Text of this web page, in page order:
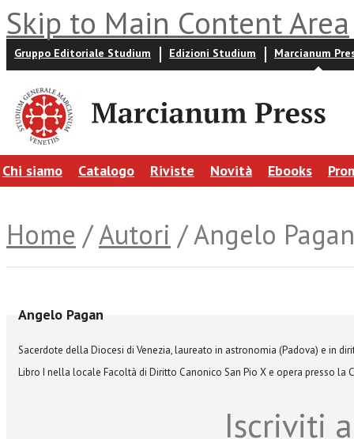
Skip to Main Content Area
Gruppo Editoriale Studium Edizioni Studium Marcianum
Chi siamo Catalogo Riviste Novità Ebooks
Home /Autori / Angelo Pagan
Angelo Pagan
Sacerdote della Diocesi di Venezia,laureato in astronomia (Padova) e in
Libro I nella locale Facoltà di Diritto Canonico San Pio X e opera presso la
Iscriviti